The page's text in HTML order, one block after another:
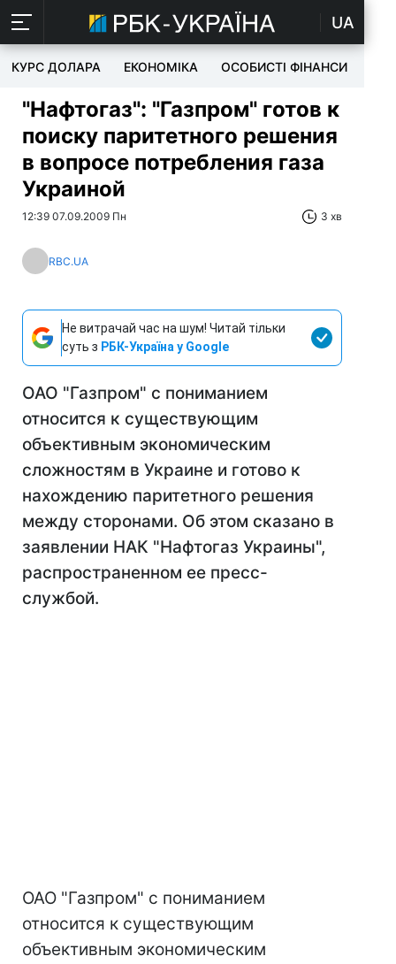
UA
КУРС ДОЛАРА ЕКОНОМІКА ОСОБИСТІ ФІНАНСИ
"Нафтогаз": "Газпром" готов к
поиску паритетного решения
в вопросе потребления газа
Украиной
12:39 07.09.2009 Пн 3 хв
RBC.UA
Не витрачай час на шум! Читай тільки
суть з РБК-Україна у Google
ОАО "Газпром" с пониманием
относится к существующим
объективным экономическим
сложностям в Украине и готово к
нахождению паритетного решения
между сторонами. Об этом сказано в
заявлении НАК "Нафтогаз Украины",
распространенном ее пресс-
службой.
ОАО "Газпром" с пониманием
относится к существующим
объективным экономическим